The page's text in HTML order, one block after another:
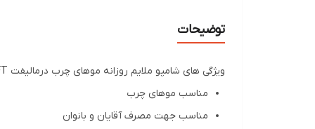
توضیحات
ویژگی های شامپو ملایم روزانه موهای چرب درمالیفت DERMALIFT
مناسب موهای چرب
مناسب جهت مصرف آقایان و بانوان